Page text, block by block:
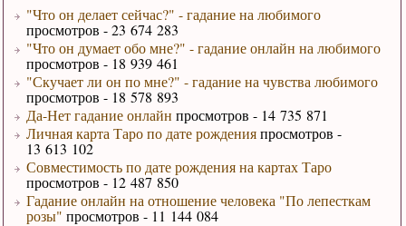
"Что он делает сейчас?" - гадание на любимого
просмотров - 23 674 283
"Что он думает обо мне?" - гадание онлайн на любимого
просмотров - 18 939 461
"Скучает ли он по мне?" - гадание на чувства любимого
просмотров - 18 578 893
Да-Нет гадание онлайн просмотров - 14 735 871
Личная карта Таро по дате рожденияпросмотров -
13 613 102
Совместимость по дате рождения на картах Таро
просмотров - 12 487 850
Гадание онлайн на отношение человека "По лепесткам
розы" просмотров - 11 144 084